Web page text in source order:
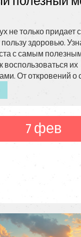
не только придает
здоровью.
с самым
воспользоваться их
От откровений о
до неожиданных
Эти инсайты
7 фев